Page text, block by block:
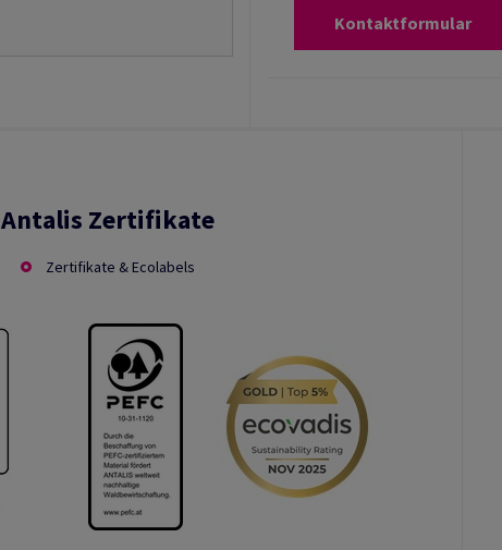
Kontaktformular
Antalis Zertifikate
Zertifikate & Ecolabels